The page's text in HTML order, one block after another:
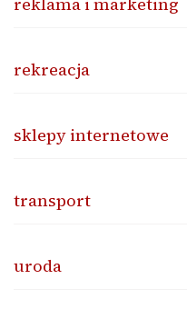
rekreacja
sklepy internetowe
transport
uroda